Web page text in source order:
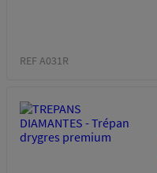
REF A031R